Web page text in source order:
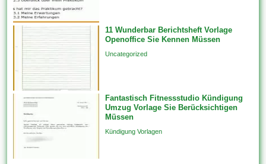
11 Wunderbar Berichtsheft Vorlage
Openoffice Sie Kennen Müssen
Uncategorized
Fantastisch Fitnessstudio Kündigung
Umzug Vorlage Sie Berücksichtigen
Müssen
Kündigung Vorlagen